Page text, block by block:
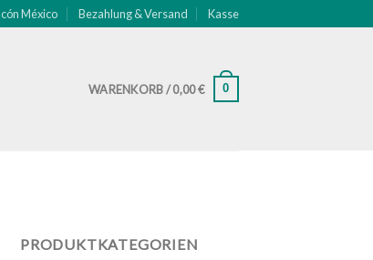
México Bezahlung & Versand Kasse
WARENKORB /0,00€ 0
PRODUKTKATEGORIEN